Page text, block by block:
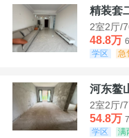
精装套
2室2厅/
48.8万
学区
急
河东鳌
2室2厅/
54.8万
学区
满